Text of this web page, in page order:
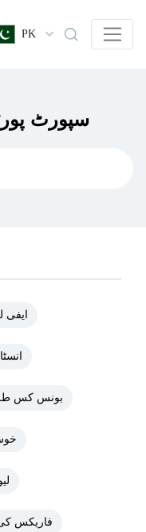
PK
سپورٹ
#بونس کس
#فاریکس